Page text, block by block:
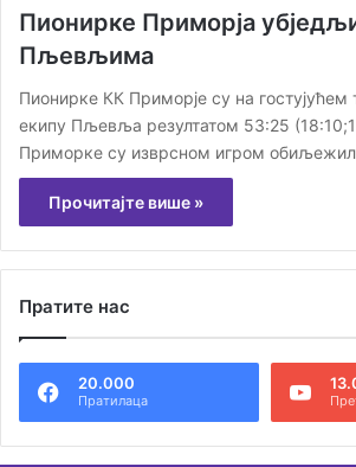
Пионирке Приморја
Пљевљима
Пионирке КК Приморје су на гостујућем
екипу Пљевља резултатом 53:25
Приморке су изврсном игром
Прочитајте више »
Пратите нас
20.000
Пратилаца